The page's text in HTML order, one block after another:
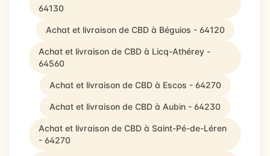
64130
Achat et livraison de CBD à Béguios - 64120
Achat et livraison de CBD à Licq-Athérey -
64560
Achat et livraison de CBD à Escos - 64270
Achat et livraison de CBD à Aubin - 64230
Achat et livraison de CBD à Saint-Pé-de-Léren
- 64270